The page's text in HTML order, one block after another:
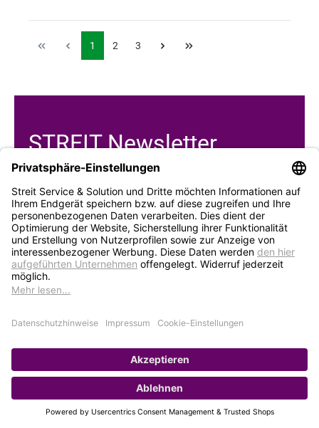
1 2 3
STREIT Newsletter
Neue Produkte, Blogbeiträge, Eventeinladungen und
vieles mehr
Bleiben Sie auf dem Laufenden und abonnieren Sie
gerne unseren Newsletter:
Service